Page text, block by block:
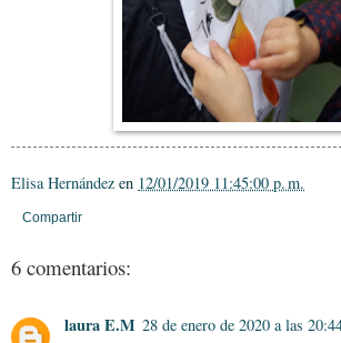
Elisa Hernández en 12/01/2019 11:45:00 p. m.
Compartir
6 comentarios:
laura E.M 28 de enero de 2020 a las